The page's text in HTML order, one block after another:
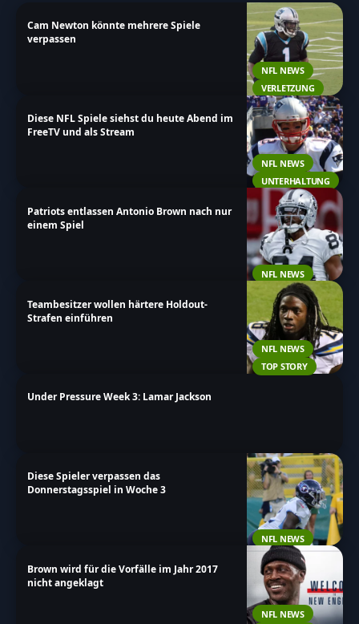
NFL NEWS
VERLETZUNG
Cam Newton könnte mehrere Spiele
verpassen
NFL NEWS
UNTERHALTUNG
Diese NFL Spiele siehst du heute Abend im
FreeTV und als Stream
NFL NEWS
Patriots entlassen Antonio Brown nach nur
einem Spiel
NFL NEWS
TOP STORY
Teambesitzer wollen härtere Holdout-
Strafen einführen
Under Pressure Week 3: Lamar Jackson
NFL NEWS
Diese Spieler verpassen das
Donnerstagsspiel in Woche 3
NFL NEWS
Brown wird für die Vorfälle im Jahr 2017
nicht angeklagt